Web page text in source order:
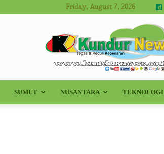
Friday, August 7, 2026
Kundur
SUMUT NUSANTARA TEKNOLOGI